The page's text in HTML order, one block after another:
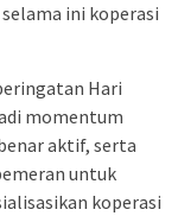
ini koperasi
Hari
momentum
aktif, serta
untuk
koperasi